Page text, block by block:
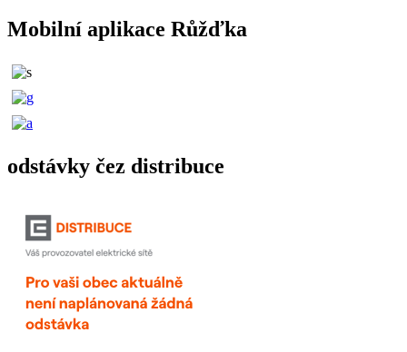
Mobilní aplikace Růžďka
odstávky čez distribuce